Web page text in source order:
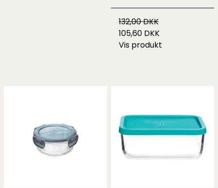
132,00 DKK
105,60 DKK
Vis produkt